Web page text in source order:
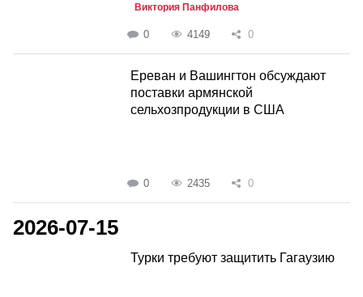
Виктория Панфилова
0 4149 0
Ереван и Вашингтон обсуждают
поставки армянской
сельхозпродукции в США
0 2435 0
2026-07-15
Турки требуют защитить Гагаузию